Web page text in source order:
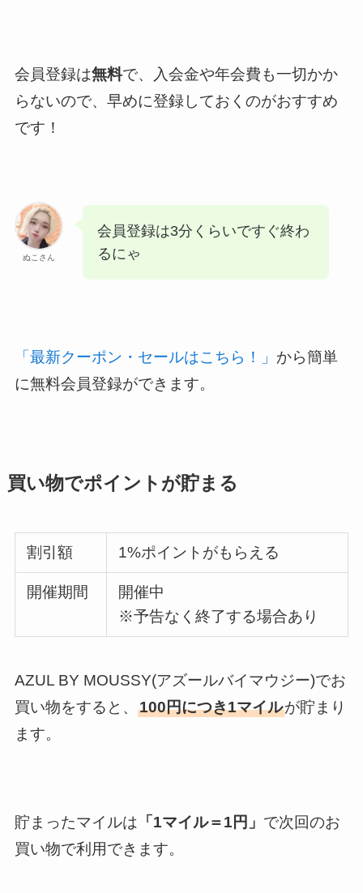
会員登録は無料で、入会金や年会費も一切かか
らないので、早めに登録しておくのがおすすめ
です！
ぬこさん
会員登録は3分くらいですぐ終わ
るにゃ
「最新クーポン・セールはこちら！」 から簡単
に無料会員登録ができます。
買い物でポイントが貯まる
割引額 1%ポイントがもらえる
開催期間
開催中
※予告なく終了する場合あり
AZUL BY MOUSSY(アズールバイマウジー)でお
買い物をすると、 100円につき1マイルが貯まり
ます。
貯まったマイルは 「1マイル＝1円」 で次回のお
買い物で利用できます。